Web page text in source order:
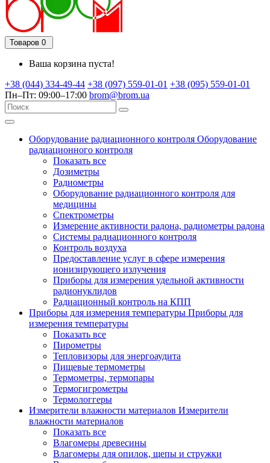
Товаров 0
Ваша корзина пуста!
+38 (044) 334-49-44 +38 (097) 559-01-01 +38 (095) 559-01-01
Пн–Пт: 09:00–17:00 brom@brom.ua
Оборудование радиационного контроля Оборудование
радиационного контроля
Показать все
Дозиметры
Радиометры
Оборудование радиационного контроля для
медицины
Спектрометры
Измерение активности радона, радиометры радона
Системы радиационного контроля
Контроль воздуха
Предоставление услуг в сфере измерения
ионизирующего излучения
Приборы для измерения удельной активности
радионуклидов
Радиационный контроль на КПП
Приборы для измерения температуры Приборы для
измерения температуры
Показать все
Пирометры
Тепловизоры для энергоаудита
Пищевые термометры
Термометры, термопары
Термогигрометры
Термологгеры
Измерители влажности материалов Измерители
влажности материалов
Показать все
Влагомеры древесины
Влагомеры для опилок, щепы и стружки